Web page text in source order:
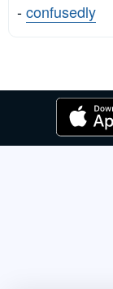
-confusedly